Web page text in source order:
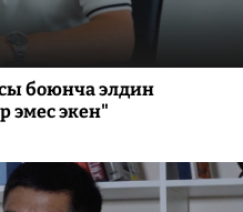
боюнча элдин
эмес экен"